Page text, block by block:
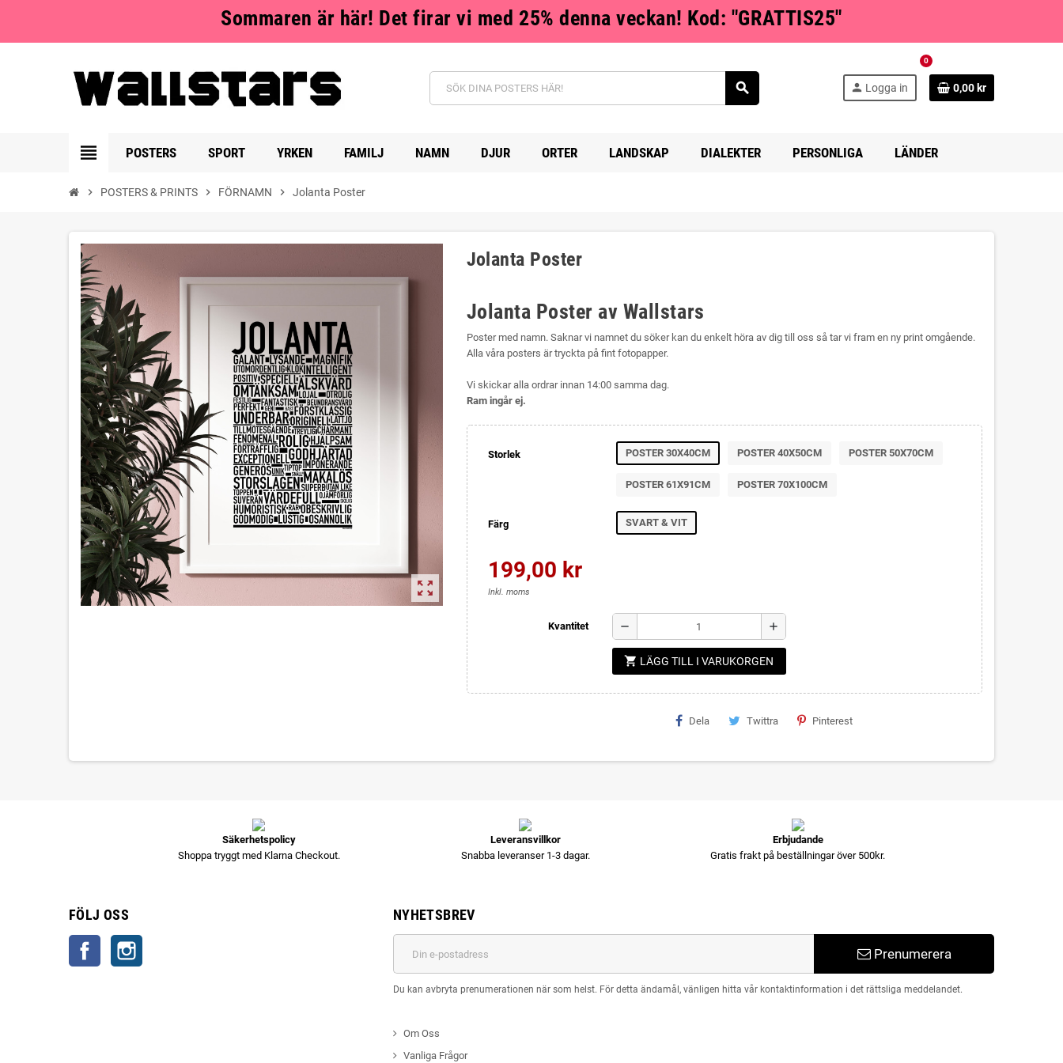
Sommaren är här! Det firar vi med 25% denna veckan! Kod: "GRATTIS25"
search person Logga in
0
0,00 kr
view_headline POSTERS SPORT YRKEN FAMILJ NAMN DJUR ORTER LANDSKAP DIALEKTER PERSONLIGA LÄNDER
chevron_right POSTERS & PRINTS chevron_right FÖRNAMN chevron_right Jolanta Poster
zoom_out_map
Jolanta Poster
Jolanta Poster av Wallstars
Poster med namn. Saknar vi namnet du söker kan du enkelt höra av dig till oss så tar vi fram en ny print omgående.
Alla våra posters är tryckta på fint fotopapper.
Vi skickar alla ordrar innan 14:00 samma dag.
Ram ingår ej.
Storlek POSTER 30X40CM POSTER 40X50CM POSTER 50X70CM
POSTER 61X91CM POSTER 70X100CM
Färg SVART & VIT
199,00 kr
Inkl. moms
Kvantitet remove add
shopping_cart LÄGG TILL I VARUKORGEN
Dela Twittra Pinterest
Säkerhetspolicy
Shoppa tryggt med Klarna Checkout.
Leveransvillkor
Snabba leveranser 1-3 dagar.
Erbjudande
Gratis frakt på beställningar över 500kr.
FÖLJ OSS
Facebook
NYHETSBREV
Prenumerera
Du kan avbryta prenumerationen när som helst. För detta ändamål, vänligen hitta vår kontaktinformation i det rättsliga meddelandet.
Om Oss
Vanliga Frågor